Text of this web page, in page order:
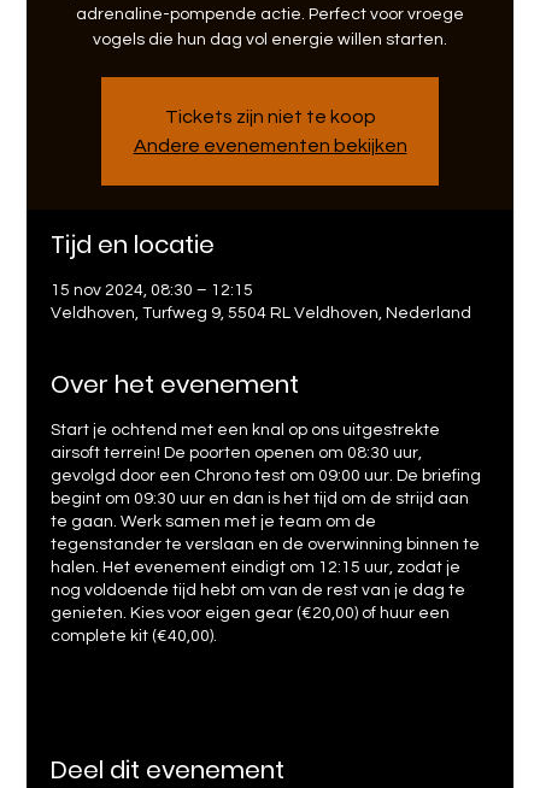
adrenaline-pompende actie. Perfect voor vroege
vogels die hun dag vol energie willen starten.
Tickets zijn niet te koop
Andere evenementen bekijken
Tijd en locatie
15 nov 2024, 08:30 – 12:15
Veldhoven, Turfweg 9, 5504 RL Veldhoven, Nederland
Over het evenement
Start je ochtend met een knal op ons uitgestrekte
airsoft terrein! De poorten openen om 08:30 uur,
gevolgd door een Chrono test om 09:00 uur. De briefing
begint om 09:30 uur en dan is het tijd om de strijd aan
te gaan. Werk samen met je team om de
tegenstander te verslaan en de overwinning binnen te
halen. Het evenement eindigt om 12:15 uur, zodat je
nog voldoende tijd hebt om van de rest van je dag te
genieten. Kies voor eigen gear (€20,00) of huur een
complete kit (€40,00).
Deel dit evenement